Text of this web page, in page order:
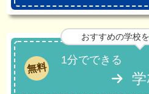
おすすめの学校を
無料
1分でできる